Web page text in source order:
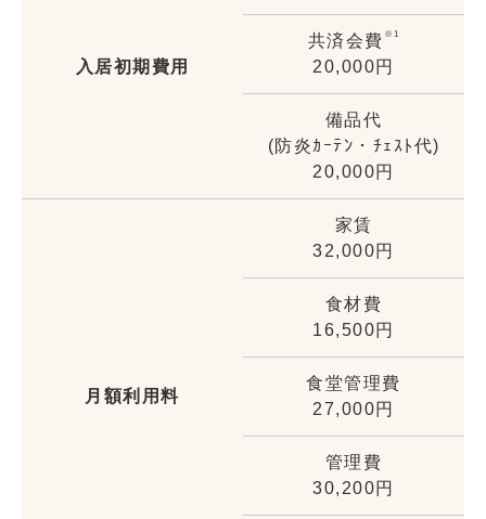
入居初期費用
共済会費 ※1
20,000円
備品代
(防炎ｶｰﾃﾝ・ﾁｪｽﾄ代)
20,000円
月額利用料
家賃
32,000円
食材費
16,500円
食堂管理費
27,000円
管理費
30,200円